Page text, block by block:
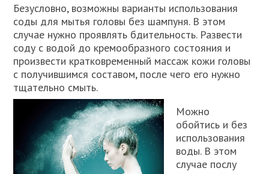
Безусловно, возможны варианты использования
соды для мытья головы без шампуня. В этом
случае нужно проявлять бдительность. Развести
соду с водой до кремообразного состояния и
произвести кратковременный массаж кожи головы
с получившимся составом, после чего его нужно
тщательно смыть.
Можно
обойтись и без
использования
воды. В этом
случае послу